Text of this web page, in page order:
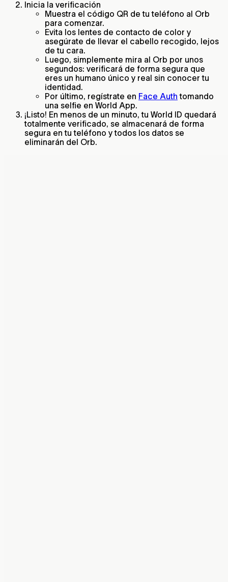
Inicia la verificación
Muestra el código QR de tu teléfono al Orb
para comenzar.
Evita los lentes de contacto de color y
asegúrate de llevar el cabello recogido, lejos
de tu cara.
Luego, simplemente mira al Orb por unos
segundos: verificará de forma segura que
eres un humano único y real sin conocer tu
identidad.
Por último, regístrate en Face Auth tomando
una selfie en World App.
¡Listo! En menos de un minuto, tu World ID quedará
totalmente verificado, se almacenará de forma
segura en tu teléfono y todos los datos se
eliminarán del Orb.